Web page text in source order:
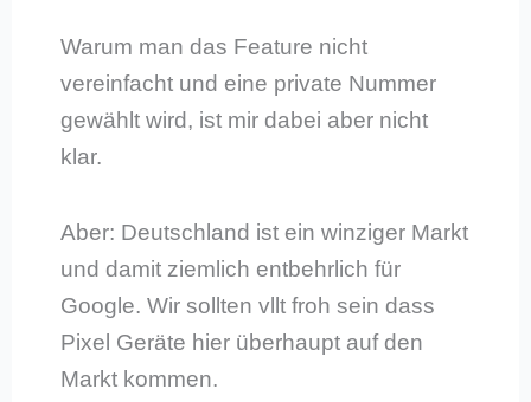
Warum man das Feature nicht
vereinfacht und eine private Nummer
gewählt wird, ist mir dabei aber nicht
klar.
Aber: Deutschland ist ein winziger Markt
und damit ziemlich entbehrlich für
Google. Wir sollten vllt froh sein dass
Pixel Geräte hier überhaupt auf den
Markt kommen.